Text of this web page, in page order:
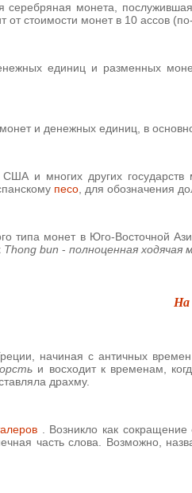
серебряная монета,
от стоимости монет в 10 ассов
единиц и разменных
и денежных единиц, в
США и многих других
песо , для обозначения
типа монет в Юго-Восточной
Thong bun - полноценная ходячая
На
начиная с античных
и восходит к временам,
драхму.
. Возникло как
часть слова. Возможно,